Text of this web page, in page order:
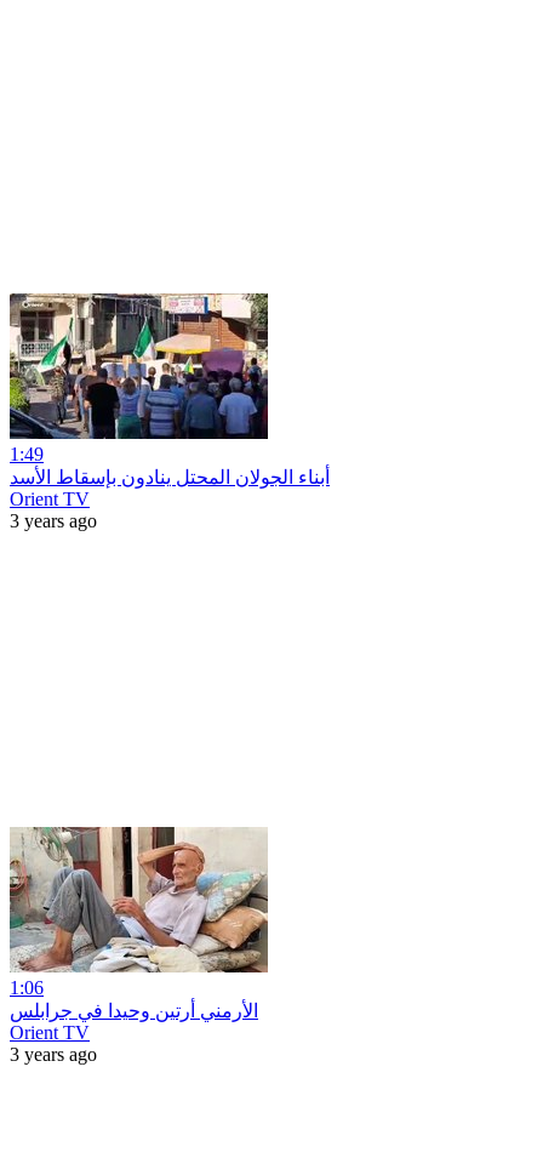
1:49
أبناء الجولان المحتل ينادون بإسقاط الأسد
Orient TV
3 years ago
1:06
الأرمني أرتين وحيدا في جرابلس
Orient TV
3 years ago